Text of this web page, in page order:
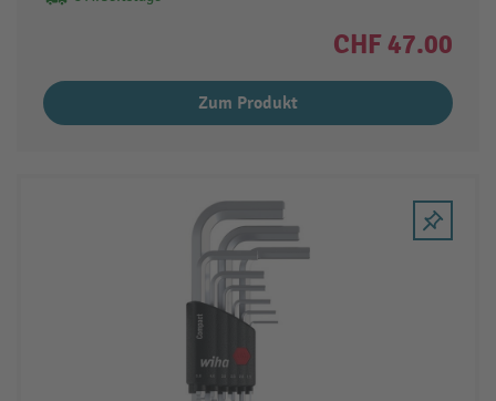
CHF 47.00
Zum Produkt